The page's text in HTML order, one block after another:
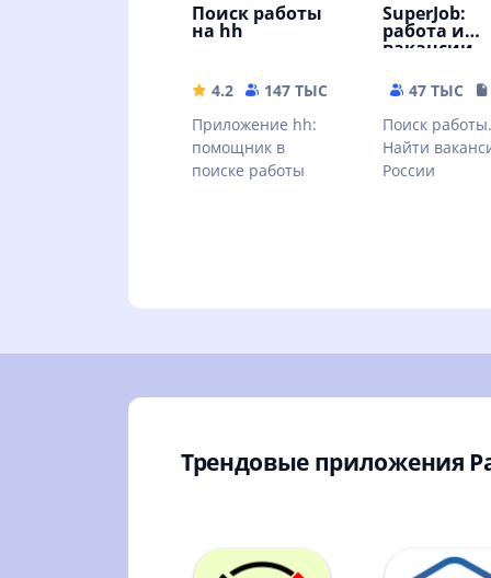
Поиск работы
на hh
4.2 147 ТЫС
143.16 MB
Приложение hh:
помощник в
поиске работы
SuperJob:
работа и
вакансии
47 ТЫС
Поиск работы.
Найти
России
Трендовые приложения